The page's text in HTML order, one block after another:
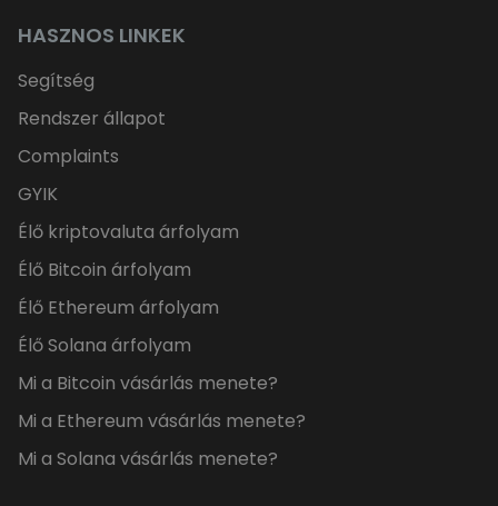
HASZNOS LINKEK
Segítség
Rendszer állapot
Complaints
GYIK
Élő kriptovaluta árfolyam
Élő Bitcoin árfolyam
Élő Ethereum árfolyam
Élő Solana árfolyam
Mi a Bitcoin vásárlás menete?
Mi a Ethereum vásárlás menete?
Mi a Solana vásárlás menete?